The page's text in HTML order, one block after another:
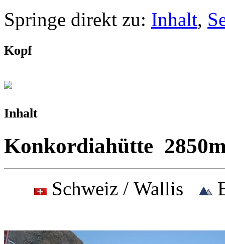
Springe direkt zu: Inhalt,
Kopf
Inhalt
Konkordiahütte
Schweiz / Wallis